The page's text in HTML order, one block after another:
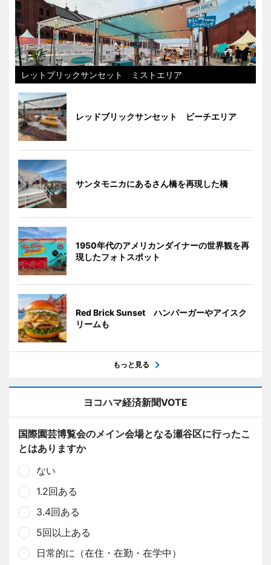
レットブリックサンセット ミストエリア
レッドブリックサンセット ビーチエリア
サンタモニカにあるさん橋を再現した橋
1950年代のアメリカンダイナーの世界観を再
現したフォトスポット
Red Brick Sunset ハンバーガーやアイスク
リームも
もっと見る
ヨコハマ経済新聞VOTE
国際園芸博覧会のメイン会場となる瀬谷区に行ったこ
とはありますか
ない
1.2回ある
3.4回ある
5回以上ある
日常的に（在住・在勤・在学中）